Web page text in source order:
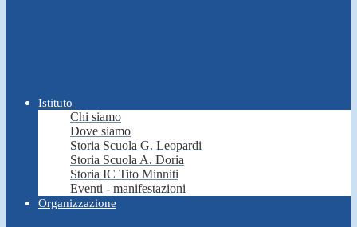
Istituto
Chi siamo
Dove siamo
Storia Scuola G. Leopardi
Storia Scuola A. Doria
Storia IC Tito Minniti
Eventi - manifestazioni
Organizzazione